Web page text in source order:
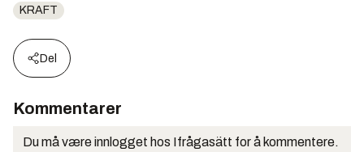
KRAFT
Del
Kommentarer
Du må være innlogget hos Ifrågasätt for å kommentere.